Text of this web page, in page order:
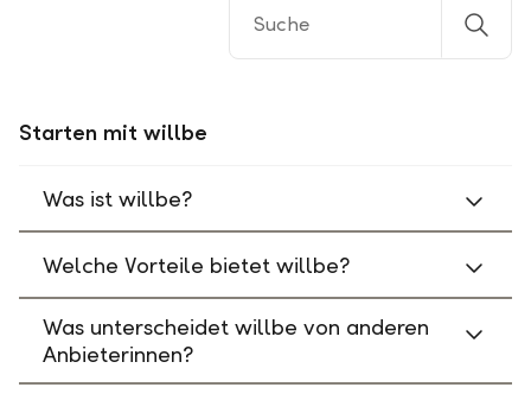
Starten mit willbe
Was ist willbe?
Welche Vorteile bietet willbe?
Was unterscheidet willbe von anderen
Anbieterinnen?